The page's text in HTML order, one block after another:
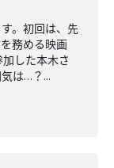
。初回は、先
務める映画
した本木さ
は…？...